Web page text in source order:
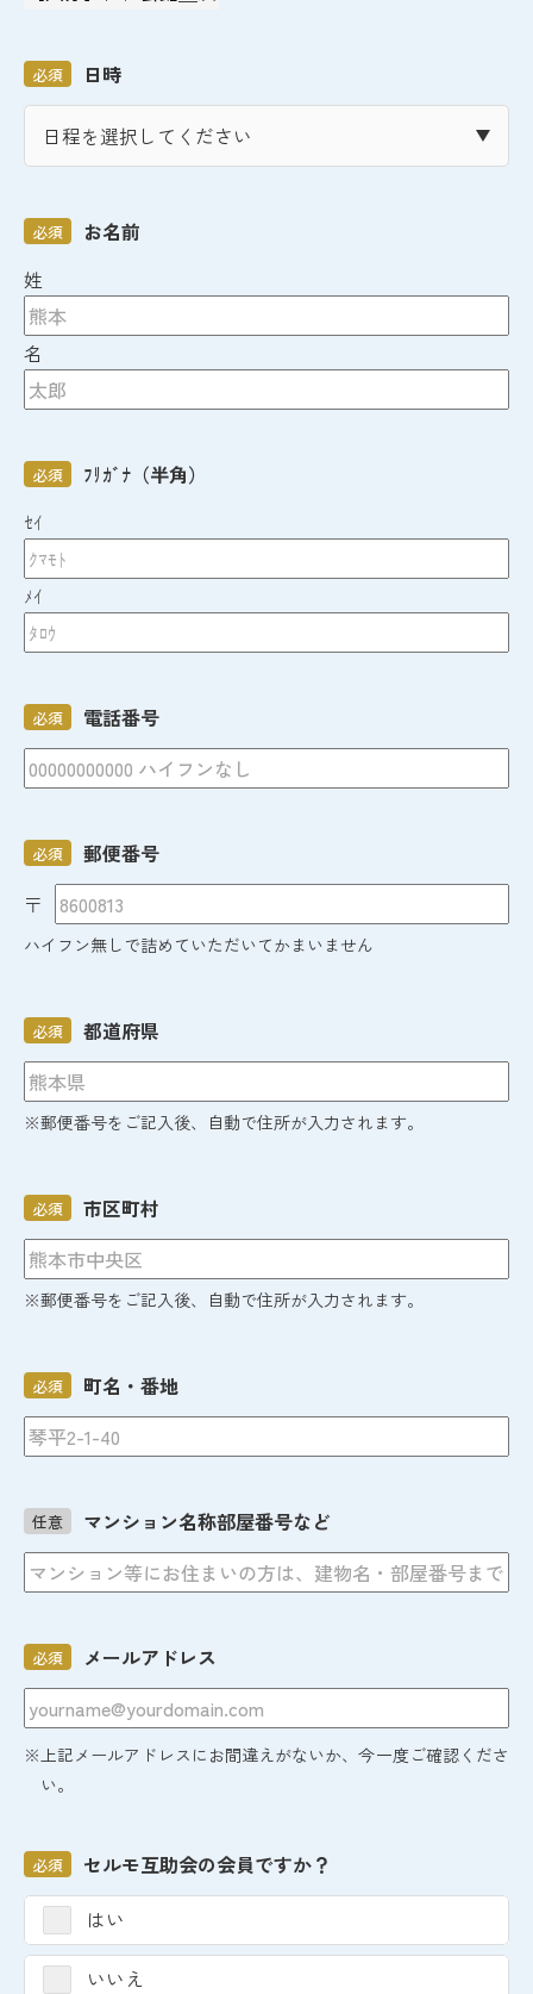
日時
必須
お名前
必須
姓
名
ﾌﾘｶﾞﾅ（半角）
必須
ｾｲ
ﾒｲ
電話番号
必須
郵便番号
必須
〒
ハイフン無しで詰めていただいてかまいません
都道府県
必須
※郵便番号をご記入後、自動で住所が入力されます。
市区町村
必須
※郵便番号をご記入後、自動で住所が入力されます。
町名・番地
必須
マンション名称部屋番号など
任意
メールアドレス
必須
※上記メールアドレスにお間違えがないか、今一度ご確認くださ
い。
セルモ互助会の会員ですか？
必須
はい
いいえ